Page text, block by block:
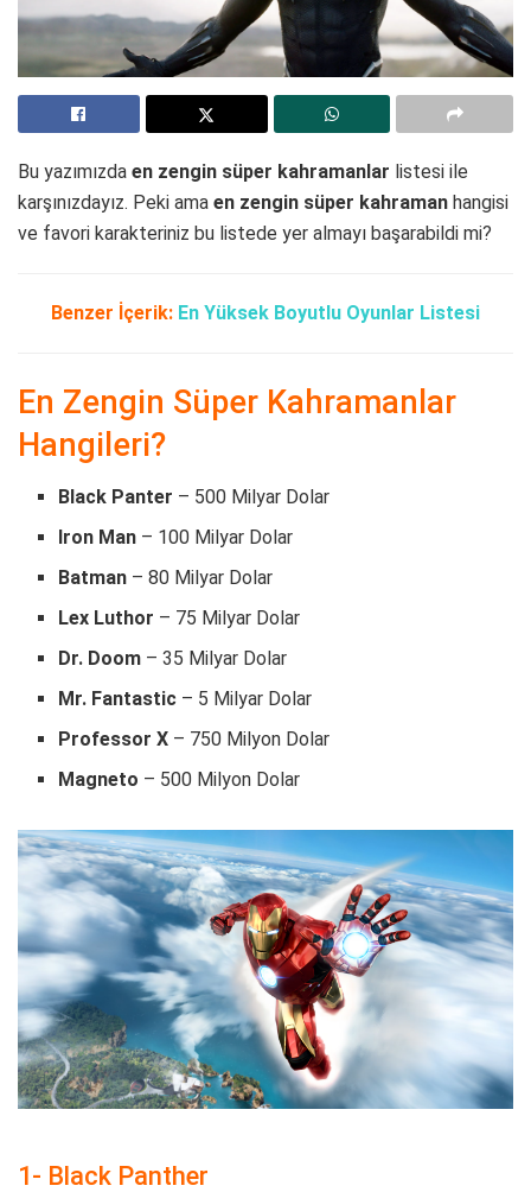
Bu yazımızda en zengin süper kahramanlar listesi ile
karşınızdayız. Peki ama en zengin süper kahraman hangisi
ve favori karakteriniz bu listede yer almayı başarabildi mi?
Benzer İçerik: En Yüksek Boyutlu Oyunlar Listesi
En Zengin Süper Kahramanlar
Hangileri?
Black Panter – 500 Milyar Dolar
Iron Man – 100 Milyar Dolar
Batman – 80 Milyar Dolar
Lex Luthor – 75 Milyar Dolar
Dr. Doom – 35 Milyar Dolar
Mr. Fantastic – 5 Milyar Dolar
Professor X – 750 Milyon Dolar
Magneto – 500 Milyon Dolar
1- Black Panther